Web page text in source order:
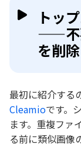
トッ
——不
を削除
最初に紹介する
Cleamioです。
ます。重複ファ
る前に類似画像